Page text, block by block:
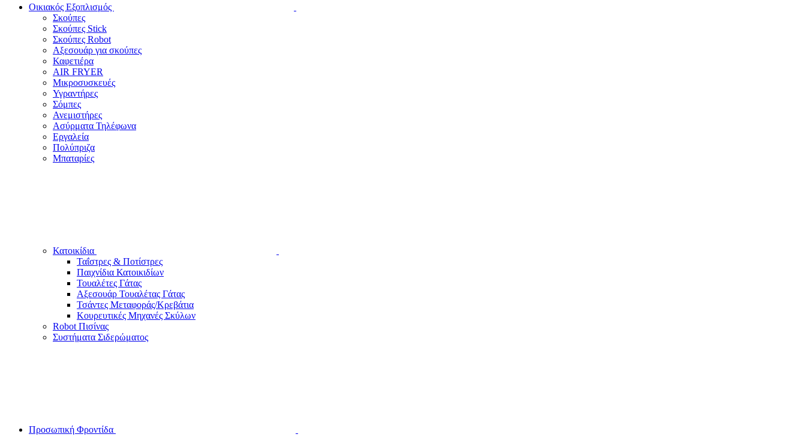
Οικιακός Εξοπλισμός
Σκούπες
Σκούπες Stick
Σκούπες Robot
Αξεσουάρ για σκούπες
Καφετιέρα
AIR FRYER
Μικροσυσκευές
Υγραντήρες
Σόμπες
Ανεμιστήρες
Ασύρματα Τηλέφωνα
Εργαλεία
Πολύπριζα
Μπαταρίες
Κατοικίδια
Ταΐστρες & Ποτίστρες
Παιχνίδια Κατοικιδίων
Τουαλέτες Γάτας
Αξεσουάρ Τουαλέτας Γάτας
Τσάντες Μεταφοράς/Κρεβάτια
Κουρευτικές Μηχανές Σκύλων
Robot Πισίνας
Συστήματα Σιδερώματος
Προσωπική Φροντίδα